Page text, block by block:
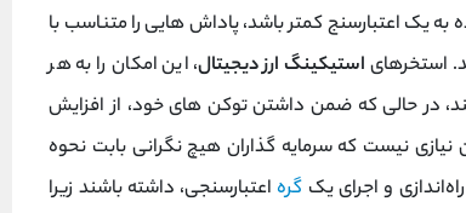
یک اعتبارسنج کمتر باشد، پاداش هایی را متناسب با
استخرهای استیکینگ ارز دیجیتال، این امکان را به هر
در حالی که ضمن داشتن توکن های خود، از افزایش
نیست که سرمایه گذاران هیچ نگرانی بابت نحوه
و اجرای یک گرهاعتبارسنجی، داشته باشند زیرا